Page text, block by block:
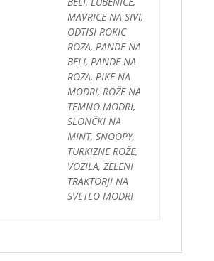
MAVRICE NA SIVI,
ODTISI ROKIC
ROZA, PANDE NA
BELI, PANDE NA
ROZA, PIKE NA
MODRI, ROŽE NA
TEMNO MODRI,
SLONČKI NA
MINT, SNOOPY,
TURKIZNE ROŽE,
VOZILA, ZELENI
TRAKTORJI NA
SVETLO MODRI